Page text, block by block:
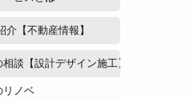
介【不動産情報】
談【設計デザイン施工】
リノベ